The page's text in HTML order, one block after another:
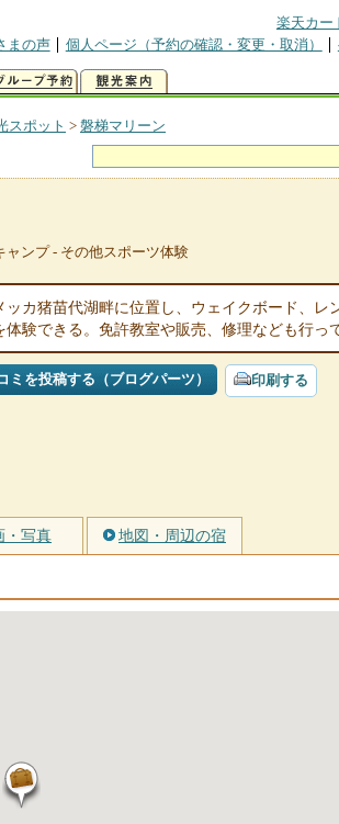
楽天カー
まの声
個人ページ（予約の確認・変更・取消）
スポット > 磐梯マリーン
ャンプ - その他スポーツ体験
ッカ猪苗代湖畔に位置し、ウェイクボード、レ
験できる。免許教室や販売、修理なども行っ
ミを投稿する（ブログパーツ） 印刷する
・写真 地図・周辺の宿